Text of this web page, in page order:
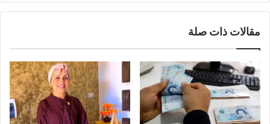
مقالات ذات صلة